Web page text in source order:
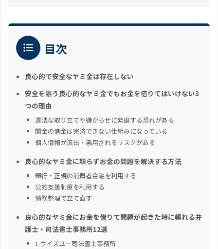
目次
良心的で安全なヤミ金は存在しない
安全を謳う良心的なヤミ金でもお金を借りてはいけない3
つの理由
違法な取り立てや嫌がらせに発展する恐れがある
闇金の借金は完済できない仕組みになっている
個人情報が流出・悪用されるリスクがある
良心的なヤミ金に頼らずお金の問題を解決する方法
銀行・正規の消費者金融を利用する
公的支援制度を利用する
債務整理で立て直す
良心的なヤミ金にお金を借りて問題が起きた時に頼れる弁
護士・司法書士事務所12選
1.ウイズユー司法書士事務所